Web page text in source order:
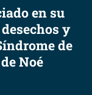
en su
y
de
Noé